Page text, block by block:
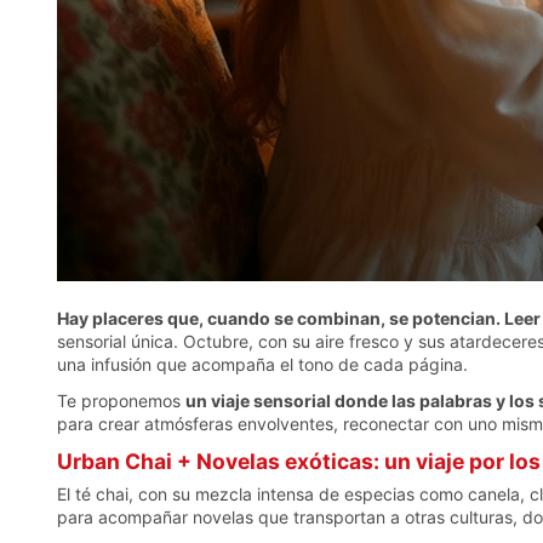
Hay placeres que, cuando se combinan, se potencian.
sensorial única. Octubre, con su aire fresco y sus
una infusión que acompaña el tono de cada página.
Te proponemos un viaje sensorial donde las palabras y los
para crear atmósferas envolventes, reconectar con uno
Urban Chai + Novelas exóticas: un viaje por
El té chai, con su mezcla intensa de especias como canela,
para acompañar novelas que transportan a otras culturas,